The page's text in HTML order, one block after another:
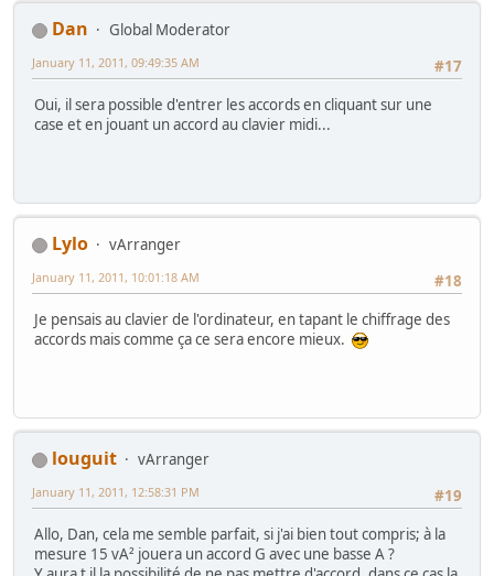
Dan
Global Moderator
#17
January 11, 2011, 09:49:35 AM
Oui, il sera possible d'entrer les accords en cliquant sur une
case et en jouant un accord au clavier midi...
Lylo
vArranger
#18
January 11, 2011, 10:01:18 AM
Je pensais au clavier de l'ordinateur, en tapant le chiffrage des
accords mais comme ça ce sera encore mieux.
louguit
vArranger
#19
January 11, 2011, 12:58:31 PM
Allo, Dan, cela me semble parfait, si j'ai bien tout compris; à la
mesure 15 vA² jouera un accord G avec une basse A ?